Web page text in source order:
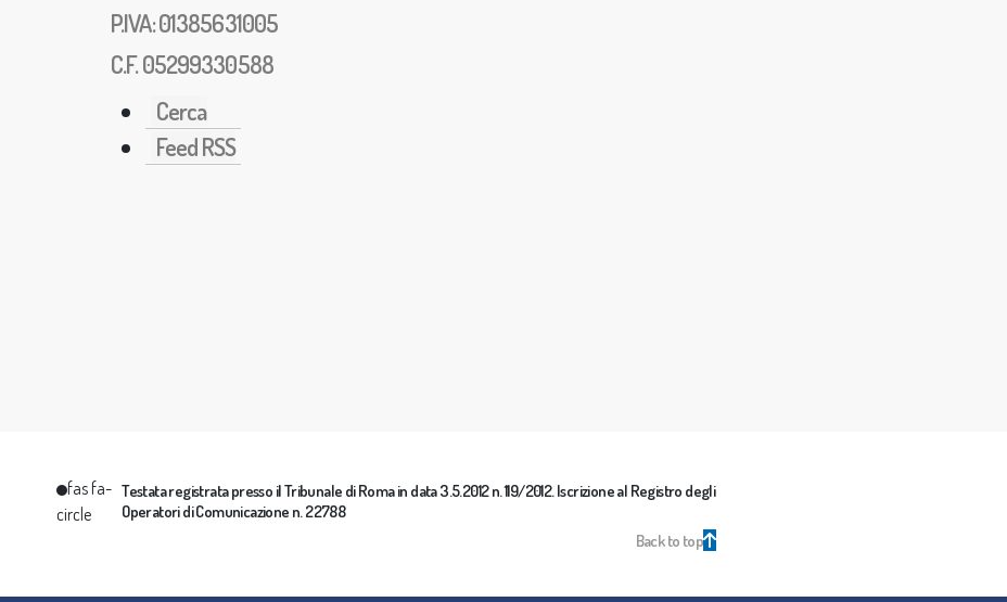
P.IVA: 01385631005
C.F. 05299330588
Cerca
Feed RSS
fas fa-
circle
Testata registrata presso il Tribunale di Roma in data 3.5.2012 n. 119/2012. Iscrizione al Registro degli
Operatori di Comunicazione n. 22788
Back to top